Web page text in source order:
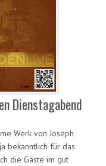
Dienstagabend
Werk von Joseph
bekanntlich für das
die Gäste im gut